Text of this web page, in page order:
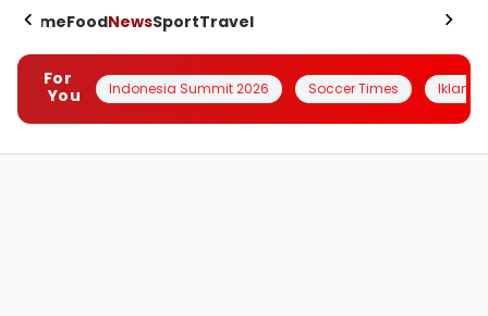
HomeFoodNewsSportTravel
For
You
Indonesia Summit 2026 Soccer Times Iklanin